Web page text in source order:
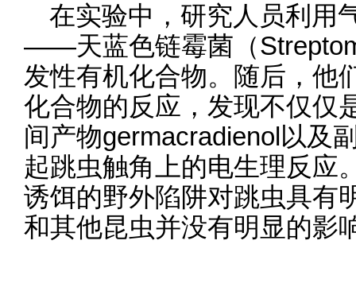
在实验中，研究人员利用
——天蓝色链霉菌（
发性有机化合物。随后，他
化合物的反应，发现不仅仅
间产物germacradienol以及
起跳虫触角上的电生理反应
诱饵的野外陷阱对跳虫具有
和其他昆虫并没有明显的影